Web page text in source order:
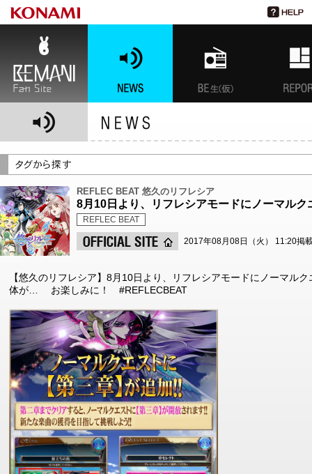
REFLEC BEAT 悠久のリフレシア
8月10日より、リフレシアモードにノーマル
REFLEC BEAT
2017年08月08日（火） 11:20掲
【悠久のリフレシア】8月10日より、リフレシアモードにノーマル
体が… お楽しみに！ #REFLECBEAT